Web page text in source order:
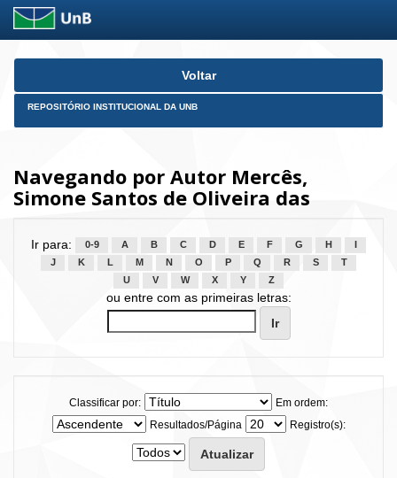
Skip
Voltar
REPOSITÓRIO INSTITUCIONAL DA UNB
Navegando por Autor Mercês,
Simone Santos de Oliveira das
Ir para: 0-9 A B C D E F G H
J
K L M N O P Q R S
T
U
V W X Y Z
ou entre com as primeiras letras:
Classificar por:
Em ordem:
Resultados/Página
Registro(s):